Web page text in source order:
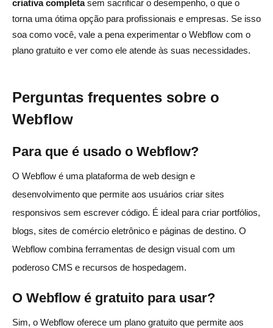
criativa completasem sacrificar o desempenho, o que o
torna uma ótima opção para profissionais e empresas. Se isso
soa como você, vale a pena experimentar o Webflow com o
plano gratuito e ver como ele atende às suas necessidades.
Perguntas frequentes sobre o
Webflow
Para que é usado o Webflow?
O Webflow é uma plataforma de web design e
desenvolvimento que permite aos usuários criar sites
responsivos sem escrever código. É ideal para criar portfólios,
blogs, sites de comércio eletrônico e páginas de destino. O
Webflow combina ferramentas de design visual com um
poderoso CMS e recursos de hospedagem.
O Webflow é gratuito para usar?
Sim, o Webflow oferece um plano gratuito que permite aos